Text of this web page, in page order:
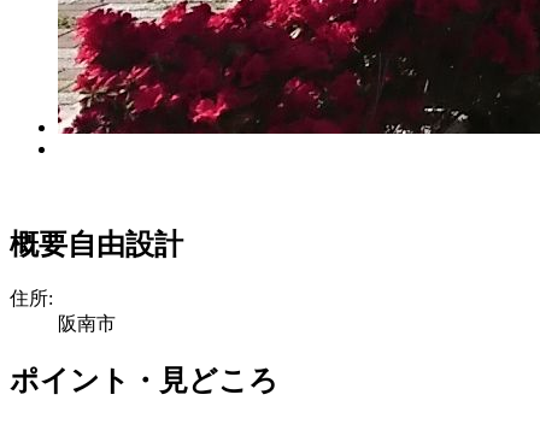
概要自由設計
住所:
阪南市
ポイント・見どころ